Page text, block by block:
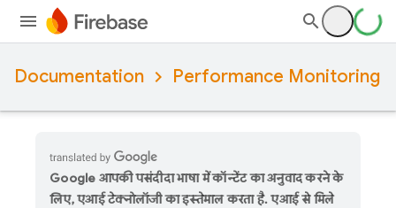
Documentation Performance Monitoring
Google आपकी पसंदीदा भाषा में कॉन्टेंट का अनुवाद करने के
लिए, एआई टेक्नोलॉजी का इस्तेमाल करता है. एआई से मिले